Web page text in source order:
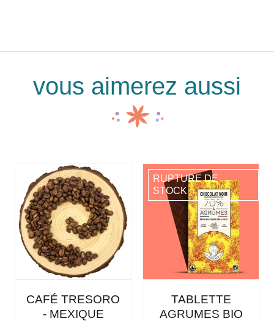
vous aimerez aussi
CAFÉ TRESORO
- MEXIQUE
TABLETTE
AGRUMES BIO
RUPTURE DE
STOCK